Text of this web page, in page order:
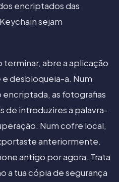
encriptados das
sejam
terminar, abre a aplicação
desbloqueia-a. Num
as fotografias
de introduzires a palavra-
Num cofre local,
anteriormente.
antigo por agora. Trata
a tua cópia de segurança